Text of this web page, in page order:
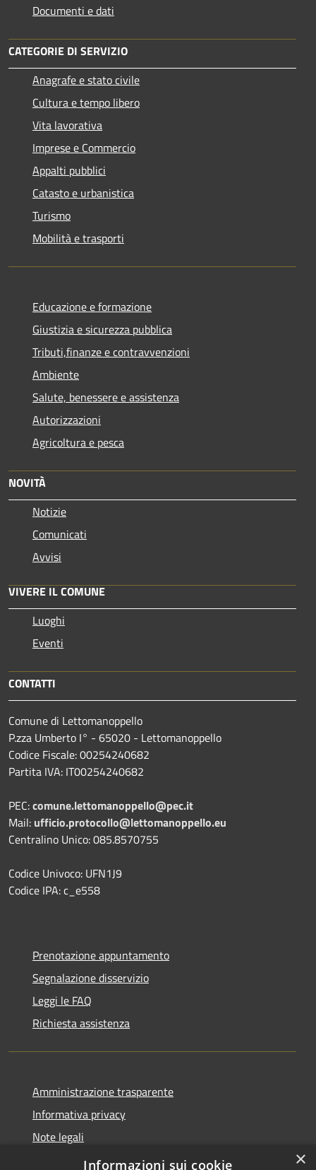
Documenti e dati
CATEGORIE DI SERVIZIO
Anagrafe e stato civile
Cultura e tempo libero
Vita lavorativa
Imprese e Commercio
Appalti pubblici
Catasto e urbanistica
Turismo
Mobilità e trasporti
Educazione e formazione
Giustizia e sicurezza pubblica
Tributi,finanze e contravvenzioni
Ambiente
Salute, benessere e assistenza
Autorizzazioni
Agricoltura e pesca
NOVITÀ
Notizie
Comunicati
Avvisi
VIVERE IL COMUNE
Luoghi
Eventi
CONTATTI
Comune di Lettomanoppello
P.zza Umberto I° - 65020 - Lettomanoppello
Codice Fiscale: 00254240682
Partita IVA: IT00254240682
PEC:comune.lettomanoppello@pec.it
Mail: ufficio.protocollo@lettomanoppello.eu
Centralino Unico: 085.8570755
Codice Univoco: UFN1J9
Codice IPA: c_e558
Prenotazione appuntamento
Segnalazione disservizio
Leggi le FAQ
Richiesta assistenza
Amministrazione trasparente
Informativa privacy
Note legali
Dichiarazione di accessibilità
×
Informazioni sui cookie